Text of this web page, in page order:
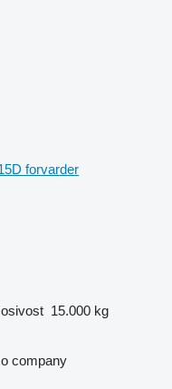
forvarder
15.000 kg
company